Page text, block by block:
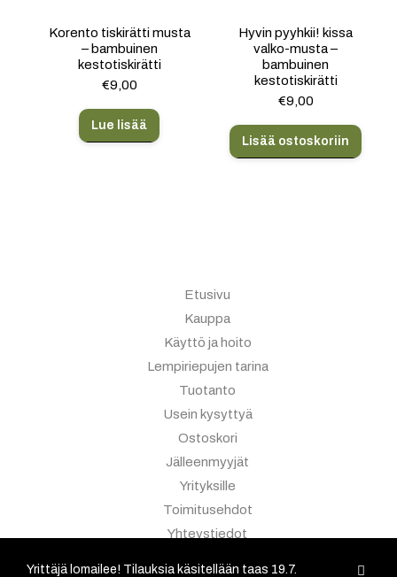
Korento tiskirätti musta
– bambuinen
kestotiskirätti
€9,00
Lue lisää
Hyvin pyyhkii! kissa
valko-musta –
bambuinen
kestotiskirätti
€9,00
Lisää ostoskoriin
Etusivu
Kauppa
Käyttö ja hoito
Lempiriepujen tarina
Tuotanto
Usein kysyttyä
Ostoskori
Jälleenmyyjät
Yrityksille
Toimitusehdot
Yhteystiedot
Yrittäjä lomailee! Tilauksia käsitellään taas 19.7.